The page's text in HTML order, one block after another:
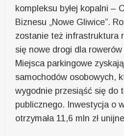
kompleksu byłej kopalni –
Biznesu „Nowe Gliwice”.
zostanie też infrastruktura
się nowe drogi dla
Miejsca parkingowe
samochodów osobowych,
wygodnie przesiąść się do
publicznego. Inwestycja o
otrzymała 11,6 mln zł